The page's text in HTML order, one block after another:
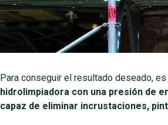
Para conseguir el resultado deseado,
hidrolimpiadora con una presión de
capaz de eliminar incrustaciones,